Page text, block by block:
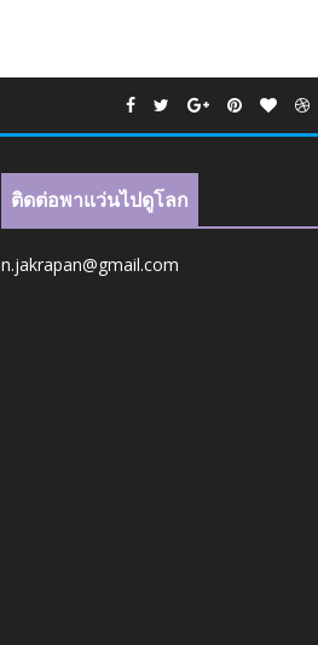
ติดต่อพาแว่นไปดูโลก
n.jakrapan@gmail.com